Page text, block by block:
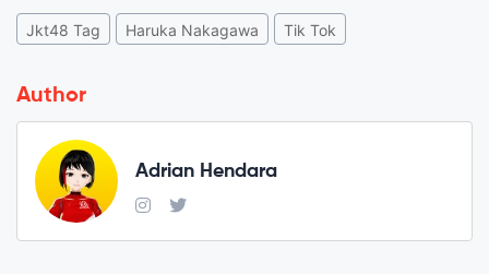
Jkt48 Tag Haruka Nakagawa Tik Tok
Author
Adrian Hendara